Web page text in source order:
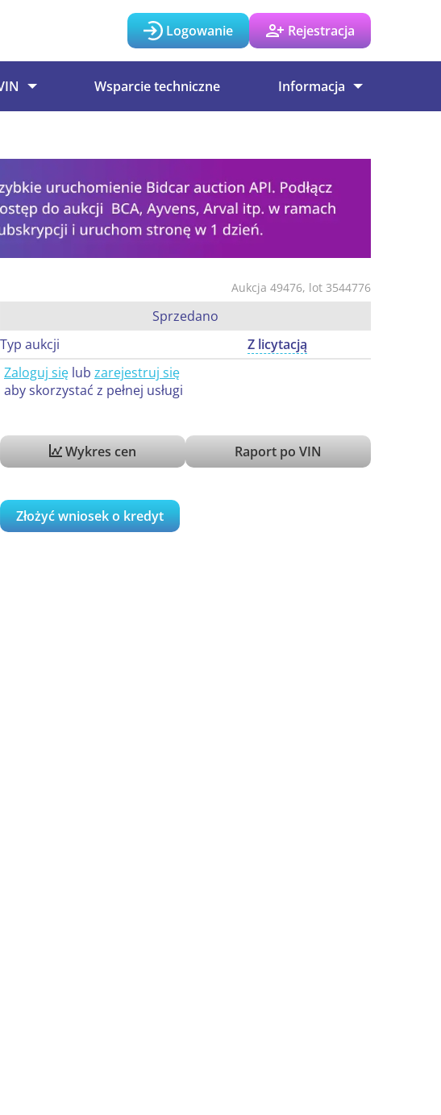
Logowanie Rejestracja
Wsparcie techniczne Informacja
Aukcja 49476, lot 3544776
Sprzedano
Typ aukcji
Z licytacją
Zaloguj się lub zarejestruj się
aby skorzystać z pełnej usługi
Wykres cen Raport po VIN
Złożyć wniosek o kredyt